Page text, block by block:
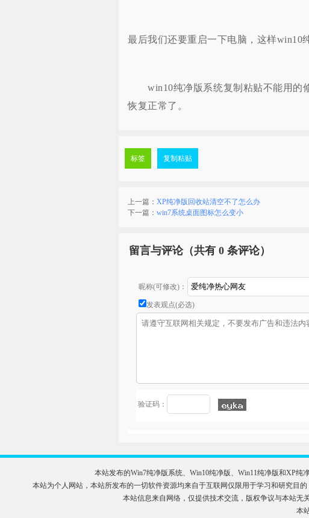
最后我们还要重启一下电脑，这样win10
win10纯净版系统复制粘贴不能用的
恢复正常了。
标签 复制粘贴
上一篇： XP纯净版回收站清空不了怎么办
下一篇： win7系统桌面图标怎么变小
留言与评论（共有 0 条评论）
昵称(可修改)：
发表观点(必选)
验证码：
本站发布的Win7纯净版系统、Win10纯净版、Win11纯净版和XP
本站为个人网站，本站所发布的一切软件资源均来自于互联网仅限用于学习和研究目
本站信息来自网络，仅提供技术交流，版权争议与本站无
本